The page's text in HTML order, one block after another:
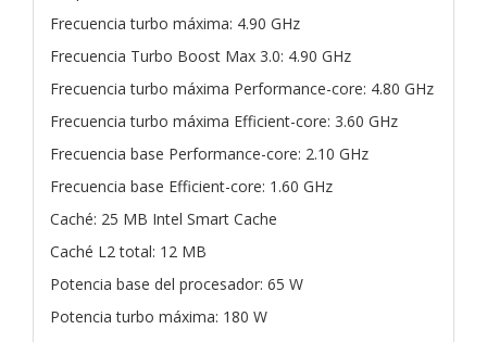
Frecuencia turbo máxima: 4.90 GHz
Frecuencia Turbo Boost Max 3.0: 4.90 GHz
Frecuencia turbo máxima Performance-core: 4.80 GHz
Frecuencia turbo máxima Efficient-core: 3.60 GHz
Frecuencia base Performance-core: 2.10 GHz
Frecuencia base Efficient-core: 1.60 GHz
Caché: 25 MB Intel Smart Cache
Caché L2 total: 12 MB
Potencia base del procesador: 65 W
Potencia turbo máxima: 180 W